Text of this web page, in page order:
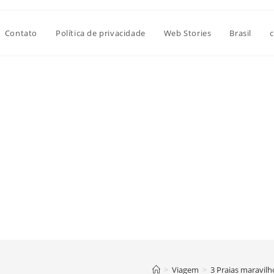
Contato Política de privacidade Web Stories Brasil
> Viagem > 3 Praias